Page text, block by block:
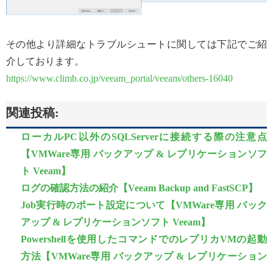
その他より詳細なトラブルシュートに関しては下記でご紹
介しております。
https://www.climb.co.jp/veeam_portal/veeam/others-16040
関連投稿:
ローカルPC以外のSQLServerに接続する際の注意点
【VMWare専用 バックアップ & レプリケーションソフ
ト Veeam】
ログの確認方法の紹介【Veeam Backup and FastSCP】
Job実行時のポート設定について【VMWare専用 バック
アップ & レプリケーションソフト Veeam】
Powershellを使用したコマンドでのレプリカVMの起動
方法【VMWare専用 バックアップ & レプリケーション